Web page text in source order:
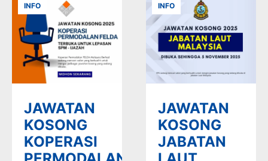
INFO
JAWATAN
KOSONG
KOPERASI
INFO
JAWATAN
KOSONG
JABATAN